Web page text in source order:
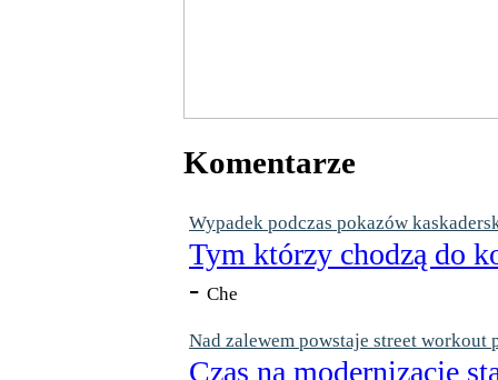
Komentarze
Wypadek podczas pokazów
Tym którzy chodzą do
- Che
Nad zalewem powstaje street workout
Czas na modernizację